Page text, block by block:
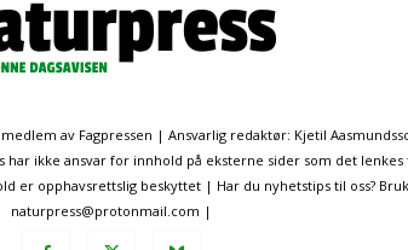
medlem av Fagpressen | Ansvarlig redaktør: Kjetil
har ikke ansvar for innhold på eksterne sider som det
er opphavsrettslig beskyttet | Har du nyhetstips til oss?
naturpress@protonmail.com |